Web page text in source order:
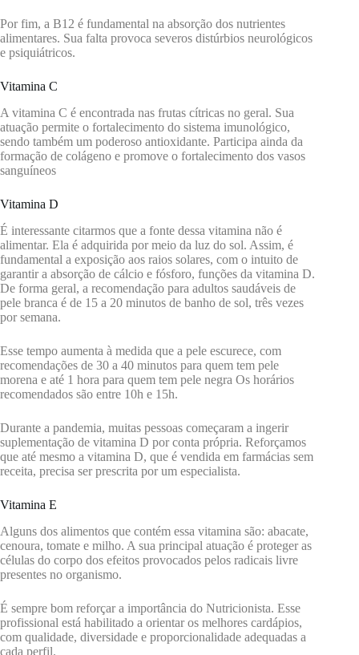
Por fim, a B12 é fundamental na absorção dos nutrientes
alimentares. Sua falta provoca severos distúrbios neurológicos
e psiquiátricos.
Vitamina C
A vitamina C é encontrada nas frutas cítricas no geral. Sua
atuação permite o fortalecimento do sistema imunológico,
sendo também um poderoso antioxidante. Participa ainda da
formação de colágeno e promove o fortalecimento dos vasos
sanguíneos
Vitamina D
É interessante citarmos que a fonte dessa vitamina não é
alimentar. Ela é adquirida por meio da luz do sol. Assim, é
fundamental a exposição aos raios solares, com o intuito de
garantir a absorção de cálcio e fósforo, funções da vitamina D.
De forma geral, a recomendação para adultos saudáveis de
pele branca é de 15 a 20 minutos de banho de sol, três vezes
por semana.
Esse tempo aumenta à medida que a pele escurece, com
recomendações de 30 a 40 minutos para quem tem pele
morena e até 1 hora para quem tem pele negra Os horários
recomendados são entre 10h e 15h.
Durante a pandemia, muitas pessoas começaram a ingerir
suplementação de vitamina D por conta própria. Reforçamos
que até mesmo a vitamina D, que é vendida em farmácias sem
receita, precisa ser prescrita por um especialista.
Vitamina E
Alguns dos alimentos que contém essa vitamina são: abacate,
cenoura, tomate e milho. A sua principal atuação é proteger as
células do corpo dos efeitos provocados pelos radicais livre
presentes no organismo.
É sempre bom reforçar a importância do Nutricionista. Esse
profissional está habilitado a orientar os melhores cardápios,
com qualidade, diversidade e proporcionalidade adequadas a
cada perfil.